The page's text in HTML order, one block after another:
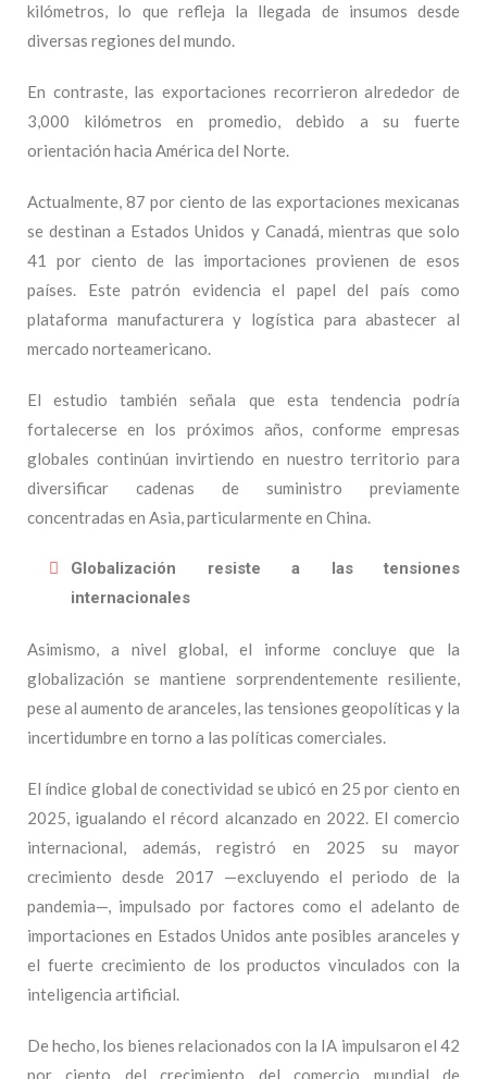
kilómetros, lo que refleja la llegada de insumos desde
diversas regiones del mundo.
En contraste, las exportaciones recorrieron alrededor de
3,000 kilómetros en promedio, debido a su fuerte
orientación hacia América del Norte.
Actualmente, 87 por ciento de las exportaciones mexicanas
se destinan a Estados Unidos y Canadá, mientras que solo
41 por ciento de las importaciones provienen de esos
países. Este patrón evidencia el papel del país como
plataforma manufacturera y logística para abastecer al
mercado norteamericano.
El estudio también señala que esta tendencia podría
fortalecerse en los próximos años, conforme empresas
globales continúan invirtiendo en nuestro territorio para
diversificar cadenas de suministro previamente
concentradas en Asia, particularmente en China.
Globalización resiste a las tensiones
internacionales
Asimismo, a nivel global, el informe concluye que la
globalización se mantiene sorprendentemente resiliente,
pese al aumento de aranceles, las tensiones geopolíticas y la
incertidumbre en torno a las políticas comerciales.
El índice global de conectividad se ubicó en 25 por ciento en
2025, igualando el récord alcanzado en 2022. El comercio
internacional, además, registró en 2025 su mayor
crecimiento desde 2017 —excluyendo el periodo de la
pandemia—, impulsado por factores como el adelanto de
importaciones en Estados Unidos ante posibles aranceles y
el fuerte crecimiento de los productos vinculados con la
inteligencia artificial.
De hecho, los bienes relacionados con la IA impulsaron el 42
por ciento del crecimiento del comercio mundial de